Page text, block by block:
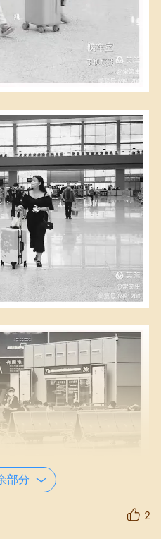
部分
2